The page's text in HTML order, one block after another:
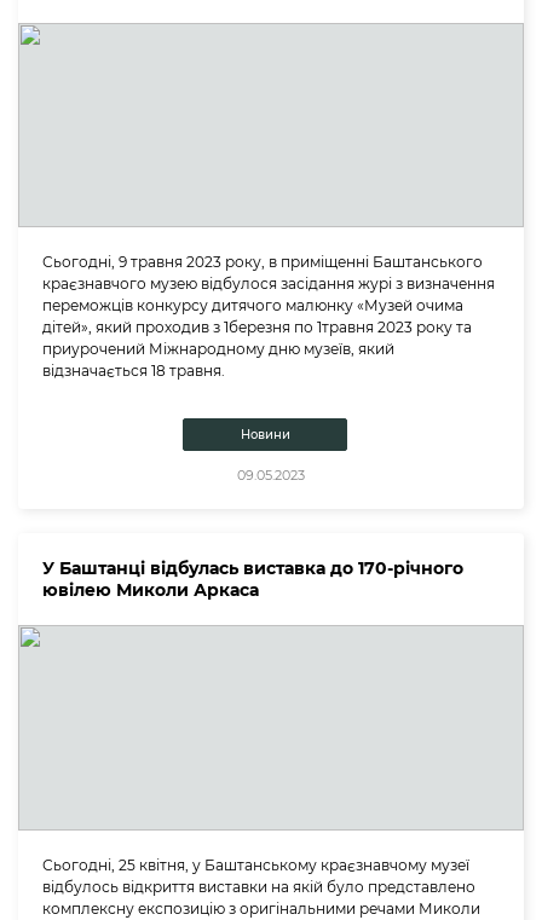
Сьогодні, 9 травня 2023 року, в приміщенні Баштанського
краєзнавчого музею відбулося засідання журі з визначення
переможців конкурсу дитячого малюнку «Музей очима
дітей», який проходив з 1березня по 1травня 2023 року та
приурочений Міжнародному дню музеїв, який
відзначається 18 травня.
Новини
09.05.2023
У Баштанці відбулась виставка до 170-річного
ювілею Миколи Аркаса
Сьогодні, 25 квітня, у Баштанському краєзнавчому музеї
відбулось відкриття виставки на якій було представлено
комплексну експозицію з оригінальними речами Миколи